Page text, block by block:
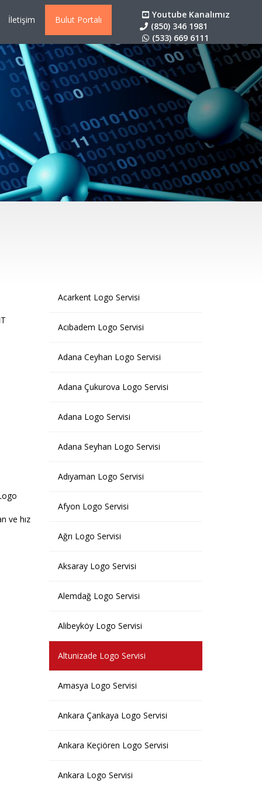
İletişim Bulut Portalı
Youtube Kanalımız
(850) 346 1981
(533) 669 6111
ve hız
Acarkent Logo Servisi
Acıbadem Logo Servisi
Adana Ceyhan Logo Servisi
Adana Çukurova Logo Servisi
Adana Logo Servisi
Adana Seyhan Logo Servisi
Adıyaman Logo Servisi
Afyon Logo Servisi
Ağrı Logo Servisi
Aksaray Logo Servisi
Alemdağ Logo Servisi
Alibeyköy Logo Servisi
Altunizade Logo Servisi
Amasya Logo Servisi
Ankara Çankaya Logo Servisi
Ankara Keçiören Logo Servisi
Ankara Logo Servisi